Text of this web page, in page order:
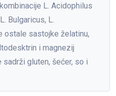
L. Acidophilus
Bulgaricus, L.
ostale sastojke želatinu,
i magnezij
sadrži gluten, šećer, so i